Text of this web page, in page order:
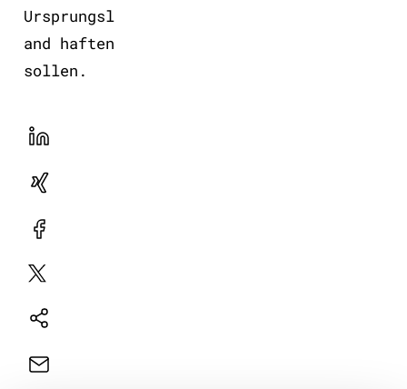
Ursprungsl
and haften
sollen.
LinekdIn
Xing
Facebook
Plattform
Natives
E-